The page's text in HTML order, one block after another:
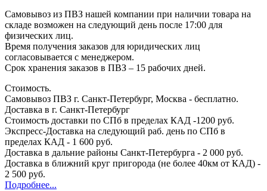
Самовывоз из ПВЗ нашей компании при наличии товара на
складе возможен на следующий день после 17:00 для
физических лиц.
Время получения заказов для юридических лиц
согласовывается с менеджером.
Срок хранения заказов в ПВЗ – 15 рабочих дней.
Стоимость.
Самовывоз ПВЗ г. Санкт-Петербург, Москва - бесплатно.
Доставка в г. Санкт-Петербург
Стоимость доставки по СПб в пределах КАД -1200 руб.
Экспресс-Доставка на следующий раб. день по СПб в
пределах КАД - 1 600 руб.
Доставка в дальние районы Санкт-Петербурга - 2 000 руб.
Доставка в ближний круг пригорода (не более 40км от КАД) -
2 500 руб.
Подробнее...